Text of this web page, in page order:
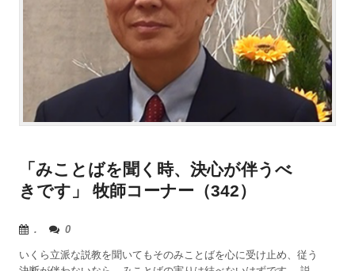
「みことばを聞く時、決心が伴うべ
きです」 牧師コーナー（342）
. 0
いくら立派な説教を聞いてもそのみことばを心に受け止め、従う